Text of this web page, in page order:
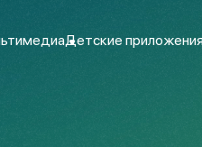
Детские